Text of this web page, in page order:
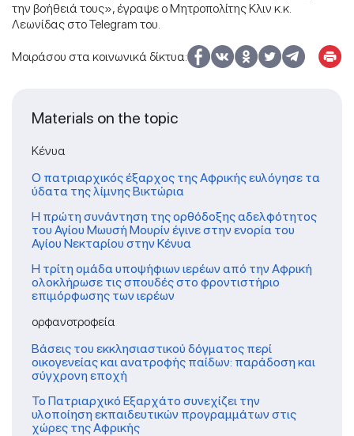
την βοήθειά τους», έγραψε ο Μητροπολίτης Κλιν κ.κ.
Λεωνίδας στο Telegram του.
Μοιράσου στα κοινωνικά δίκτυα:
Materials on the topic
Κένυα
Ο πατριαρχικός έξαρχος της Αφρικής ευλόγησε τα
ύδατα της λίμνης Βικτώρια
Η πρώτη συνάντηση της ορθόδοξης αδελφότητος
του Αγίου Μωυσή Μουρίν έγινε στην ενορία του
Αγίου Νεκταρίου στην Κένυα
Η τρίτη ομάδα υποψήφιων ιερέων από την Αφρική
ολοκλήρωσε τις σπουδές στο φροντιστήριο
επιμόρφωσης των ιερέων
ορφανοτροφεία
Βάσεις του εκκλησιαστικού δόγματος περί
οικογενείας και ανατροφής παίδων: παράδοση και
σύγχρονη εποχή
To Πατριαρχικό Εξαρχάτο συνεχίζει την
υλοποίηση εκπαιδευτικών προγραμμάτων στις
χώρες της Αφρικής